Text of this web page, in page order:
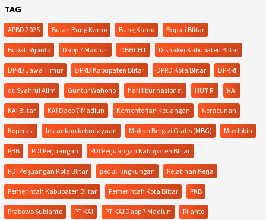
TAG
APBD 2025 Bulan Bung Karno Bung Karno Bupati Blitar
Bupati Rijanto Daop 7 Madiun DBHCHT Disnaker Kabupaten Blitar
DPRD Jawa Timur DPRD Kabupaten Blitar DPRD Kota Blitar DPR RI
dr. Syahrul Alim Guntur Wahono hari libur nasional HUT RI KAI
KAI Blitar KAI Daop 7 Madiun Kementerian Keuangan Keracunan
Koperasi lestarikan kebudayaan Makan Bergizi Gratis (MBG) Mas Ibbin
PBB PDI Perjuangan PDI Perjuangan Kabupaten Blitar
PDI Perjuangan Kota Blitar peduli lingkungan Pelatihan Kerja
Pemerintah Kabupaten Blitar Pemerintah Kota Blitar PKB
Prabowo Subianto PT KAI PT KAI Daop 7 Madiun Rijanto